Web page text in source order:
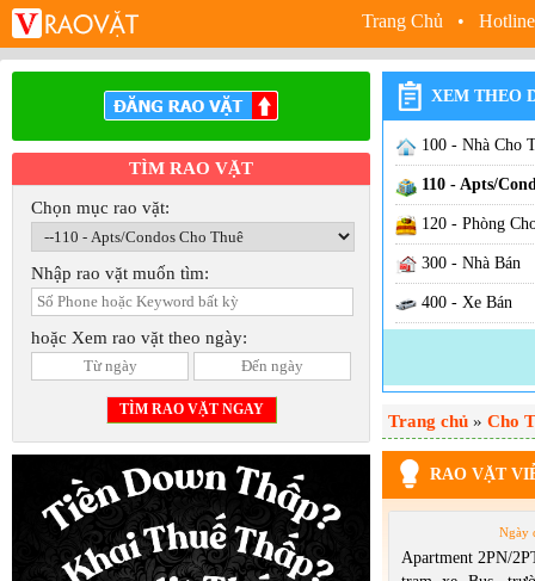
Trang Chủ •
TÌM RAO VẶT
Chọn mục rao vặt:
Nhập rao vặt muốn tìm:
hoặc Xem rao vặt theo ngày:
XEM THEO
100 - Nhà Cho
110 - Apts/
120 - Phòng
300 - Nhà Bán
400 - Xe Bán
600 - Việc Làm
630 - Việc Nhà
640 - Việc
650 - Việc Hair
660 - Việc Văn
Trang chủ » Cho
RAO VẶT
Ngày
Apartment 2PN/